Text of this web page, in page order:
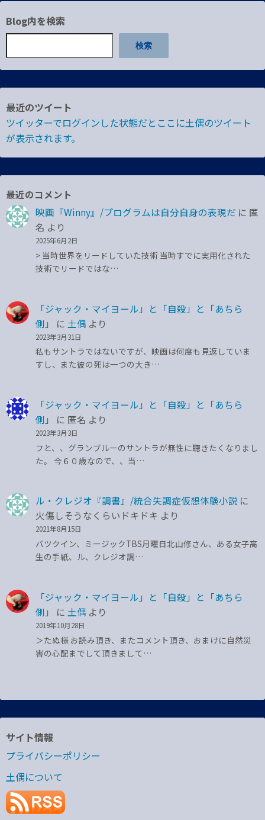
Blog内を検索
検索
最近のツイート
ツイッターでログインした状態だとここに土偶のツイート
が表示されます。
最近のコメント
映画『Winny』/プログラムは自分自身の表現だ に 匿
名 より
2025年6月2日
> 当時世界をリードしていた技術 当時すでに実用化された
技術でリードではな…
「ジャック・マイヨール」と「自殺」と「あちら
側」
に 土偶 より
2023年3月31日
私もサントラではないですが、映画は何度も見返していま
すし、また彼の死は一つの大き…
「ジャック・マイヨール」と「自殺」と「あちら
側」
に 匿名 より
2023年3月3日
フと、、グランブルーのサントラが無性に聴きたくなりまし
た。 今６０歳なので、、当…
ル・クレジオ『調書』/統合失調症仮想体験小説 に
火傷しそうなくらいドキドキ より
2021年8月15日
バツクイン、ミージックTBS月曜日北山修さん、ある女子高
生の手紙、ル、クレジオ調…
「ジャック・マイヨール」と「自殺」と「あちら
側」
に 土偶 より
2019年10月28日
＞たぬ様 お読み頂き、またコメント頂き、おまけに自然災
害の心配までして頂きまして…
サイト情報
プライバシーポリシー
土偶について